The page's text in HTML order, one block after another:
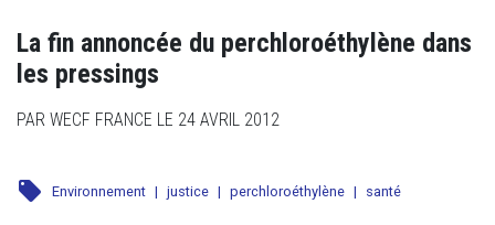
search
La fin annoncée du perchloroéthylène dans
les pressings
PAR WECF FRANCE LE 24 AVRIL 2012
local_offer Environnement | justice | perchloroéthylène | santé